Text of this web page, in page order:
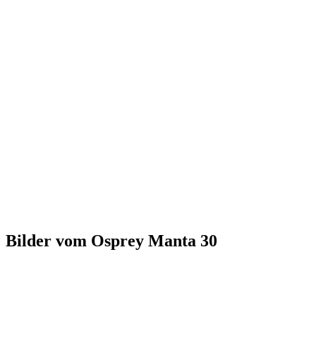
Bilder vom Osprey Manta 30